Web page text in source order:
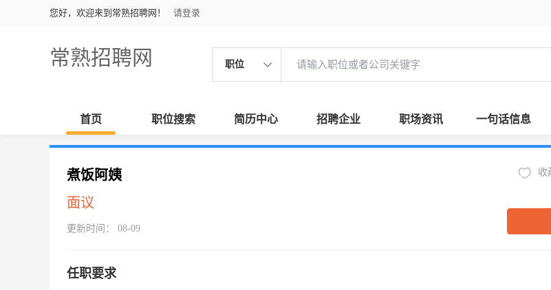
您好，欢迎来到常熟招聘网！ 请登录
常熟招聘网 职位
首页 职位搜索 简历中心 招聘企业 职场资讯 一句话信息
煮饭阿姨
面议
更新时间： 08-09
收
任职要求